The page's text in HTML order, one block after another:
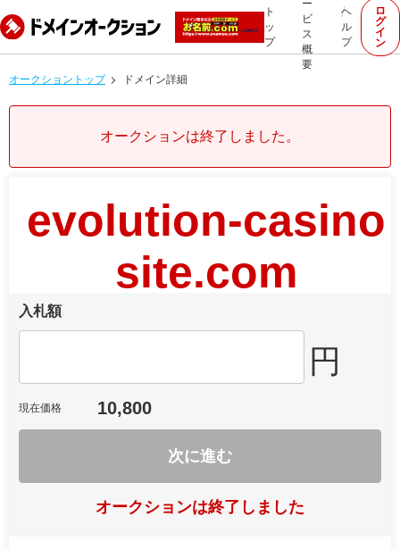
ト
ッ
プ
ー
ビ
ス
概
要
ヘ
ル
プ
ロ
グ
イ
ン
オークショントップ ドメイン詳細
オークションは終了しました。
evolution-casino
site.com
入札額
円
現在価格 10,800
次に進む
オークションは終了しました